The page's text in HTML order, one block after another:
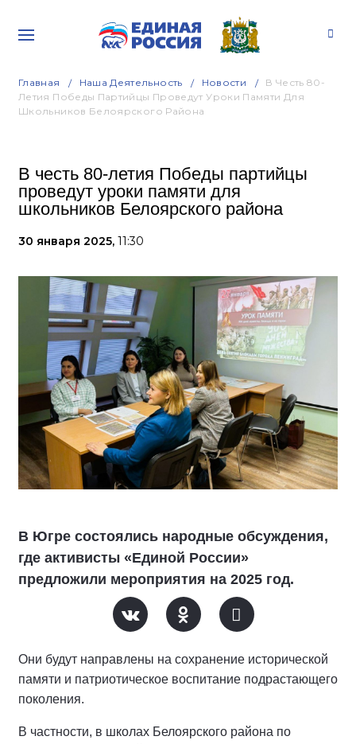
Главная Наша Деятельность Новости
В Честь 80-
Летия Победы Партийцы Проведут Уроки Памяти Для
Школьников Белоярского Района
В честь 80-летия Победы партийцы
проведут уроки памяти для
школьников Белоярского района
30 января 2025, 11:30
В Югре состоялись народные обсуждения,
где активисты «Единой России»
предложили мероприятия на 2025 год.
Они будут направлены на сохранение исторической
памяти и патриотическое воспитание подрастающего
поколения.
В частности, в школах Белоярского района по